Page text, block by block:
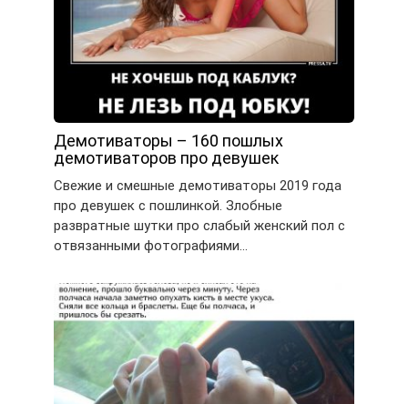
Демотиваторы – 160 пошлых
демотиваторов про девушек
Свежие и смешные демотиваторы 2019 года
про девушек с пошлинкой. Злобные
развратные шутки про слабый женский пол с
отвязанными фотографиями…